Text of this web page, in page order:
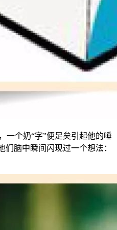
一个奶“字”便足矣引起他的唾
们脑中瞬间闪现过一个想法：